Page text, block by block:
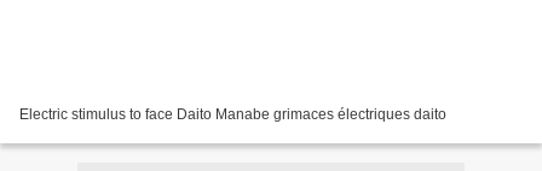
Electric stimulus to face Daito Manabe grimaces électriques daito